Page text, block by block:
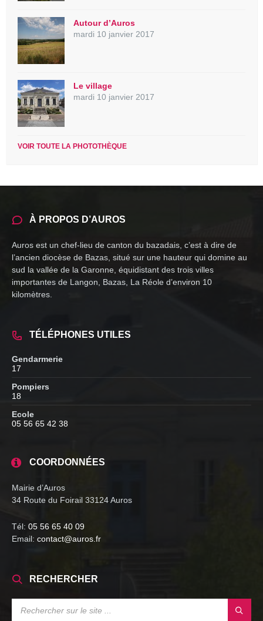
Autour d’Auros
mardi 10 janvier 2017
Le village
mardi 10 janvier 2017
VOIR TOUTE LA PHOTOTHÈQUE
À PROPOS D’AUROS
Auros est un chef-lieu de canton du bazadais, c’est à dire de
l’ancien diocèse de Bazas, situé sur une hauteur qui domine au
sud la vallée de la Garonne, équidistant des trois villes
importantes de Langon, Bazas, La Réole d’environ 10
kilomètres.
TÉLÉPHONES UTILES
Gendarmerie
17
Pompiers
18
Ecole
05 56 65 42 38
COORDONNÉES
Mairie d’Auros
34 Route du Foirail 33124 Auros
Tél: 05 56 65 40 09
Email: contact@auros.fr
RECHERCHER